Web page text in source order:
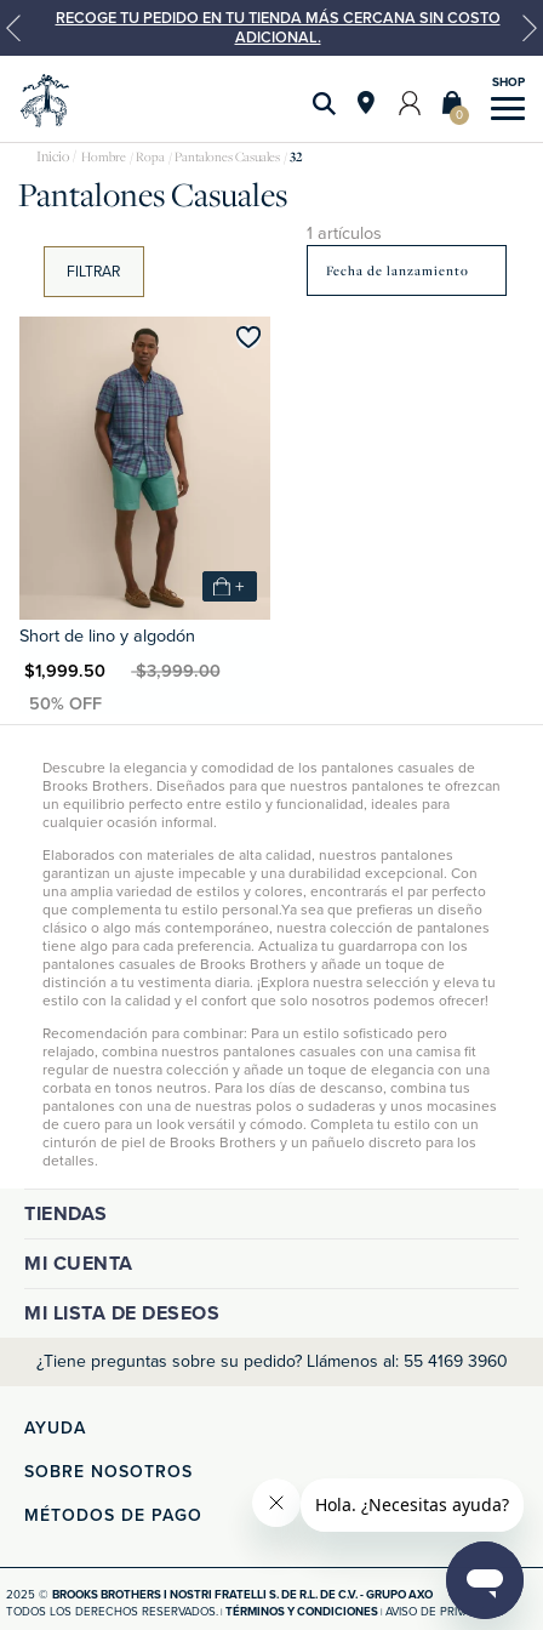
RECOGE TU PEDIDO EN TU TIENDA MÁS CERCANA SIN COSTO
ADICIONAL.
0
pantalones
Hombre Ropa Pantalones Casuales 32
Pantalones Casuales
FILTRAR
1 artículos
+
Short de lino y algodón
$1,999.50MXN $3,999.00
Descubre la elegancia y comodidad de los pantalones casuales de
Brooks Brothers. Diseñados para que nuestros pantalones te ofrezcan
un equilibrio perfecto entre estilo y funcionalidad, ideales para
cualquier ocasión informal.
Elaborados con materiales de alta calidad, nuestros pantalones
garantizan un ajuste impecable y una durabilidad excepcional. Con
una amplia variedad de estilos y colores, encontrarás el par perfecto
que complementa tu estilo personal.Ya sea que prefieras un diseño
clásico o algo más contemporáneo, nuestra colección de pantalones
tiene algo para cada preferencia. Actualiza tu guardarropa con los
pantalones casuales de Brooks Brothers y añade un toque de
distinción a tu vestimenta diaria. ¡Explora nuestra selección y eleva tu
estilo con la calidad y el confort que solo nosotros podemos ofrecer!
Recomendación para combinar: Para un estilo sofisticado pero
relajado, combina nuestros pantalones casuales con una camisa fit
regular de nuestra colección y añade un toque de elegancia con una
corbata en tonos neutros. Para los días de descanso, combina tus
pantalones con una de nuestras polos o sudaderas y unos mocasines
de cuero para un look versátil y cómodo. Completa tu estilo con un
cinturón de piel de Brooks Brothers y un pañuelo discreto para los
detalles.
TIENDAS
MI CUENTA
MI LISTA DE DESEOS
¿Tiene preguntas sobre su pedido? Llámenos al: 55 4169 3960
AYUDA
SOBRE NOSOTROS
MÉTODOS DE PAGO
2025 © BROOKS BROTHERS I NOSTRI FRATELLI S. DE R.L. DE C.V. - GRUPO AXO
TODOS LOS DERECHOS RESERVADOS. | TÉRMINOS Y CONDICIONES | AVISO DE PRIVACIDAD